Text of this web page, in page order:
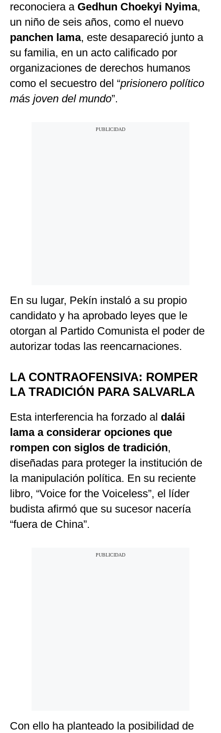
reconociera a Gedhun Choekyi Nyima,
un niño de seis años, como el nuevo
panchen lama, este desapareció junto a
su familia, en un acto calificado por
organizaciones de derechos humanos
como el secuestro del “prisionero político
más joven del mundo”.
En su lugar, Pekín instaló a su propio
candidato y ha aprobado leyes que le
otorgan al Partido Comunista el poder de
autorizar todas las reencarnaciones.
LA CONTRAOFENSIVA: ROMPER
LA TRADICIÓN PARA SALVARLA
Esta interferencia ha forzado al dalái
lama a considerar opciones que
rompen con siglos de tradición,
diseñadas para proteger la institución de
la manipulación política. En su reciente
libro, “Voice for the Voiceless”, el líder
budista afirmó que su sucesor nacería
“fuera de China”.
Con ello ha planteado la posibilidad de